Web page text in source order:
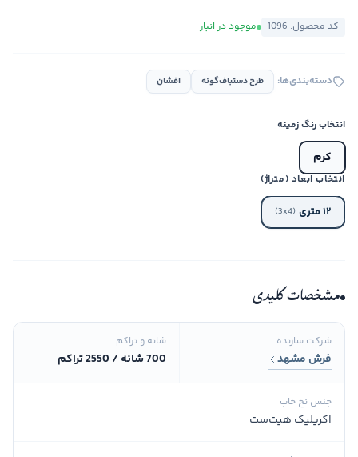
کد محصول: 1096 موجود در انبار
دسته‌بندی‌ها: طرح دستباف‌گونه افشان
انتخاب رنگ زمینه
کرم
انتخاب ابعاد (متراژ)
۱۲ متری (3x4)
مشخصات کلیدی
شرکت سازنده
فرش مشهد
شانه و تراکم
700 شانه / 2550 تراکم
جنس نخ خاب
اکریلیک هیت‌ست